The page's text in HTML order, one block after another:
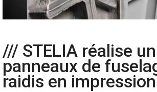
/// STELIA réalise un
panneaux de
raidis en